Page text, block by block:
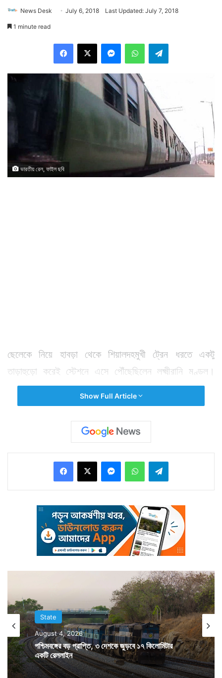
News Desk July 6, 2018 Last Updated: July 7, 2018
1 minute read
ভারতীয় রেল, ফাইল ছবি
ছেলেকে নিয়ে হাবড়া থেকে শিয়ালদহমুখী ট্রেন ধরতে একটু
তাড়াহুড়ো করেই স্টেশনে এসে পৌঁছেছিলেন লক্ষ্মীরানি মণ্ডল।
জানা গেছে, স্টেশনে এসে ২ নম্বর প্ল্যাটফর্মে একটি ট্রেন দাঁড়িয়ে
থাকতে দেখেন। ছেলের সঙ্গে তাড়াতাড়ি পা চালিয়ে গিয়ে সেই ট্রেন
ধরেন তিনি। কিন্তু ট্রেনে উঠেই বুঝতে পারেন ট্রেনটি লেডিজ
স্পেশাল। মহিলাদের জন্য সংরক্ষিত ট্রেনে পুরুষ প্রবেশ নিষেধ।
আর তা নিশ্চিত করতে কামরায় মোতায়েন থাকেন আরপিএফ।
লক্ষ্মীরানির ছেলেকে উঠতে দেখেই তাঁকে নামিয়ে নেন আরপিএফের
কর্তব্যরত কর্মীরা।
ছেলেকে এভাবে আরপিএফ নামিয়ে নিল কেন তা জানতে হাঁকপাঁক
Show Full Article
State
August 4, 2026
পশ্চিমবঙ্গের বড় প্রাপ্তি, ৩ দেশকে জুড়বে ১৭ কিলোমিটার
একটি রেললাইন